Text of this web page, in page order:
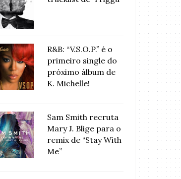
R&B: “V.S.O.P.” é o
primeiro single do
próximo álbum de
K. Michelle!
Sam Smith recruta
Mary J. Blige para o
remix de “Stay With
Me”